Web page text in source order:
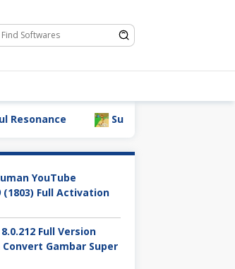
Super Bear Adventure
YouTube
(1803) Full Activation
Full Version
Gambar Super